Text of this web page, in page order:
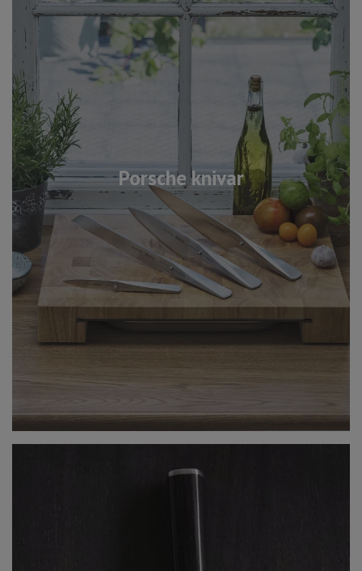
Porsche knivar